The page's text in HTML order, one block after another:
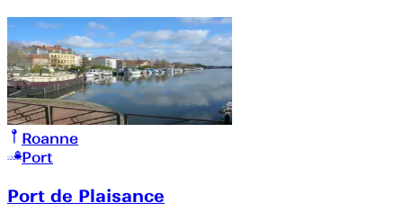
Roanne
Port
Port de Plaisance